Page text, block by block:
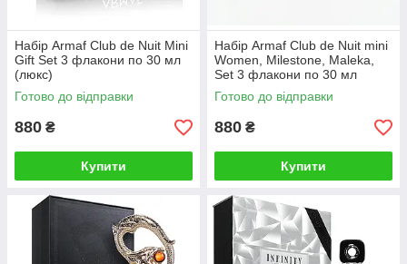
Набір Armaf Club de Nuit Mini
Gift Set 3 флакони по 30 мл
(люкс)
Готово до відправки
880 ₴
Купити
Набір Armaf Club de Nuit mini
Women, Milestone, Maleka,
Set 3 флакони по 30 мл
(люкс)
Готово до відправки
880 ₴
Купити